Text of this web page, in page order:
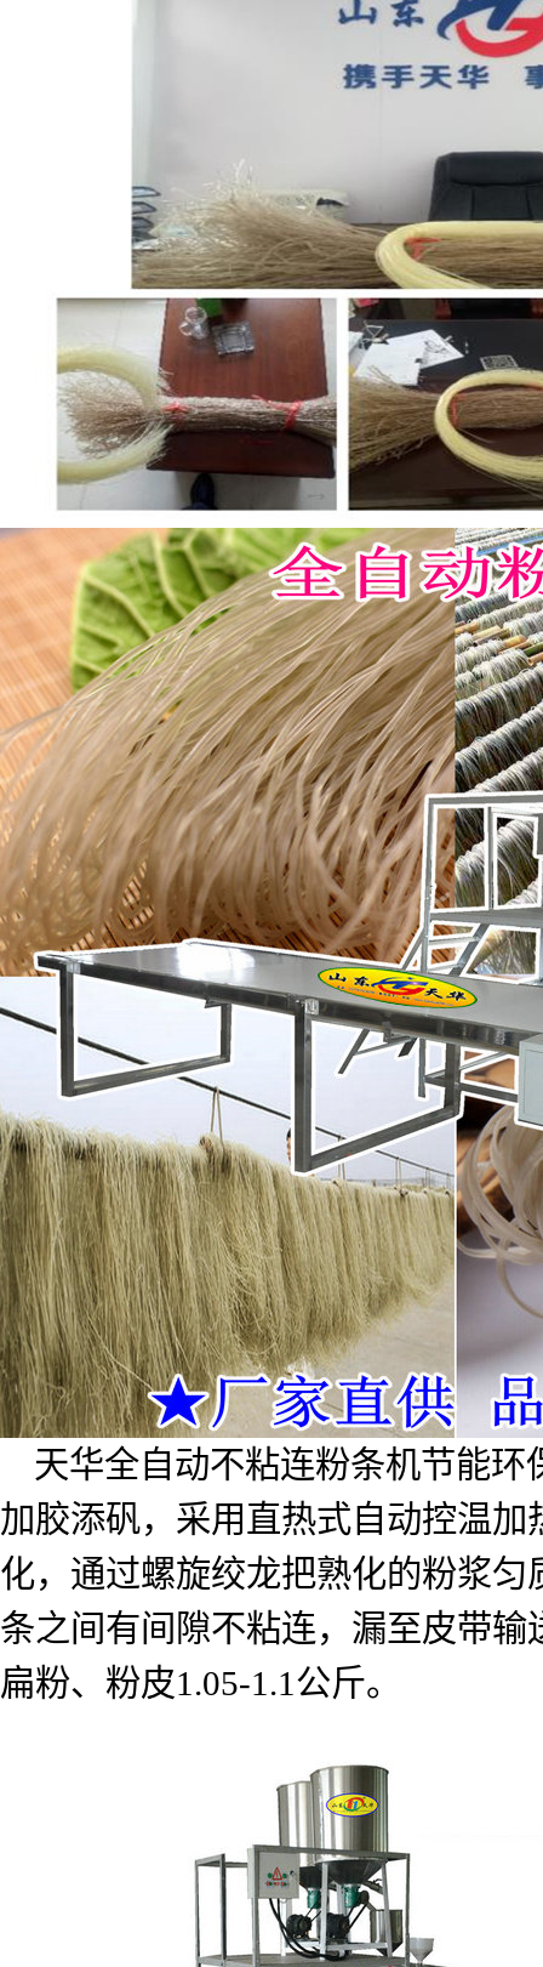
天华全自动不粘连粉条机节能
加胶添矾，采用直热式自动控温
化，通过螺旋绞龙把熟化的粉浆
条之间有间隙不粘连，漏至皮带
扁粉、粉皮1.05-1.1 公斤。